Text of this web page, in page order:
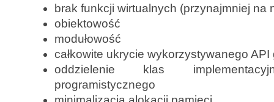
brak funkcji wirtualnych (przynajmniej na
obiektowość
modułowość
całkowite ukrycie wykorzystywanego
oddzielenie klas
programistycznego